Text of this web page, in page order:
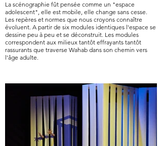
La scénographie fût pensée comme un "espace
adolescent", elle est mobile, elle change sans cesse.
Les repères et normes que nous croyons connaître
évoluent. A partir de six modules identiques l'espace se
dessine peu à peu et se déconstruit. Les modules
correspondent aux milieux tantôt effrayants tantôt
rassurants que traverse Wahab dans son chemin vers
l'âge adulte.